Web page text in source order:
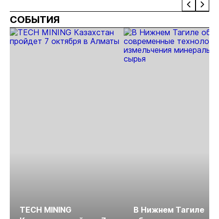
сокращает
запасы
золота - WGC
-
СОБЫТИЯ
TECH MINING
В Нижнем Тагиле